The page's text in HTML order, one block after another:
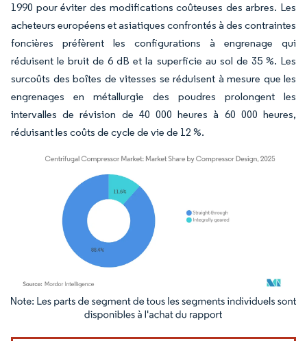
1990 pour éviter des modifications coûteuses des arbres. Les
acheteurs européens et asiatiques confrontés à des contraintes
foncières préfèrent les configurations à engrenage qui
réduisent le bruit de 6 dB et la superficie au sol de 35 %. Les
surcoûts des boîtes de vitesses se réduisent à mesure que les
engrenages en métallurgie des poudres prolongent les
intervalles de révision de 40 000 heures à 60 000 heures,
réduisant les coûts de cycle de vie de 12 %.
Image © Mordor Intelligence. La réutilisation nécessite une attribution sous CC BY